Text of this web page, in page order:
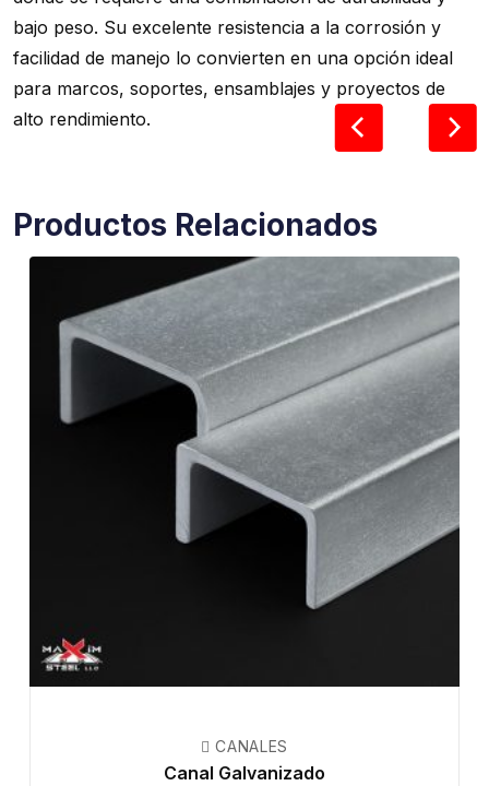
bajo peso. Su excelente resistencia a la corrosión y
facilidad de manejo lo convierten en una opción ideal
para marcos, soportes, ensamblajes y proyectos de
alto rendimiento.
Productos Relacionados
 CANALES
Canal Galvanizado